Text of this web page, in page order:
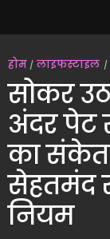
होम लाइफस्टाइल
सोकर
अंदर पेट
का
सेहतमंद
नियम